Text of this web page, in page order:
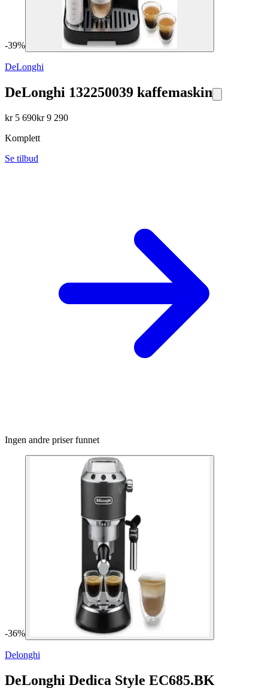
-39%
DeLonghi
DeLonghi 132250039 kaffemaskin
kr 5 690kr9 290
Komplett
Se tilbud
Ingen andre priser funnet
-36%
Delonghi
DeLonghi Dedica Style EC685.BK